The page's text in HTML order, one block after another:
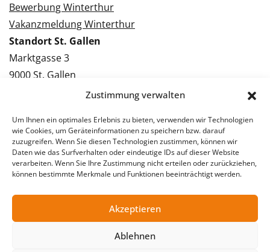
Zustimmung verwalten
Um Ihnen ein optimales Erlebnis zu bieten, verwenden wir Technologien
wie Cookies, um Geräteinformationen zu speichern bzw. darauf
zuzugreifen. Wenn Sie diesen Technologien zustimmen, können wir
Daten wie das Surfverhalten oder eindeutige IDs auf dieser Website
verarbeiten. Wenn Sie Ihre Zustimmung nicht erteilen oder zurückziehen,
können bestimmte Merkmale und Funktionen beeinträchtigt werden.
Akzeptieren
Ablehnen
Bewerbung Winterthur
Vakanzmeldung Winterthur
Standort St. Gallen
Marktgasse 3
9000 St. Gallen
Tel.: 071 228 09 09
Bewerbung St. Gallen
Vakanzmeldung St. Gallen
© 2026 Stellentreff AG